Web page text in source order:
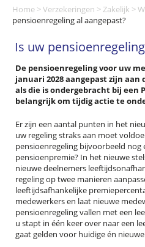
Home >Verzekeringen >Zakelijk >
pensioenregeling al aangepast?
Is uw
De pensioenregeling voor uw
januari 2028 aangepast zijn
als die is ondergebracht bij een
belangrijk om tijdig actie te
Er zijn een aantal punten in het
uw regeling straks aan moet
pensioenregeling bijvoorbeeld nog
pensioenpremie? In het nieuwe
nieuwe deelnemers
regeling op twee manieren
leeftijdsafhankelijke
medewerkers en laat nieuwe
pensioenregeling vallen met een
u stapt in één keer over naar een
gaat gelden voor huidige én